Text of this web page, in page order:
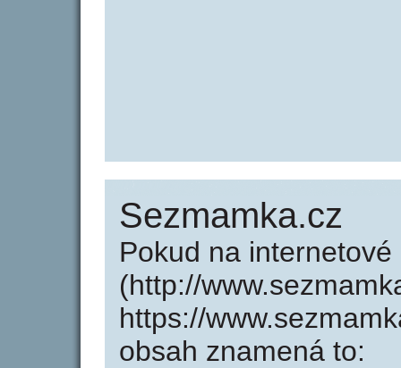
Sezmamka.cz
Pokud na
(http://
https://
obsah znamená to: